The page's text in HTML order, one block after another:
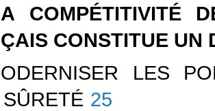
COMPÉTITIVITÉ
CONSTITUE UN
LES
25